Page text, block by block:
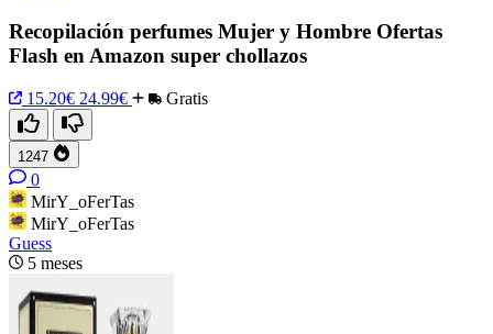
Recopilación perfumes Mujer y Hombre Ofertas
Flash en Amazon super chollazos
15.20€ 24.99€ Gratis
1247
0
MirY_oFerTas
MirY_oFerTas
Guess
5 meses